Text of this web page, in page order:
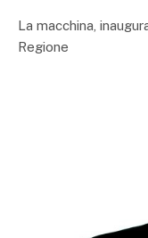
La macchina,
Regione